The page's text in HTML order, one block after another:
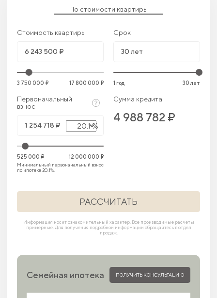
По стоимости квартиры
Стоимость квартиры
3 750 000 ₽ 17 800 000 ₽
Срок
1 год 30 лет
Первоначальный
взнос
20.1 %
525 000 ₽
12 000 000 ₽
Минимальный первоначальный взнос
по ипотеке 20.1%.
Сумма кредита
4 988 782 ₽
РАССЧИТАТЬ
Информация носит ознакомительный характер. Все производимые расчеты
примерные. Для получения подробной информации обращайтесь в отдел
продаж.
Семейная ипотека ПОЛУЧИТЬ КОНСУЛЬТАЦИЮ